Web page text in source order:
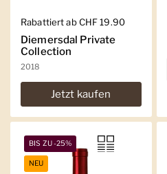
Regulärer Preis
Rabattiert ab CHF 19.90
Diemersdal Private
Collection
2018
Jetzt kaufen
BIS ZU -25%
NEU